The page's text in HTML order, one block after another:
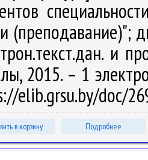
(преподавание)";
и
2015. – 1
elib.grsu.by/doc/
в корзину Подробнее